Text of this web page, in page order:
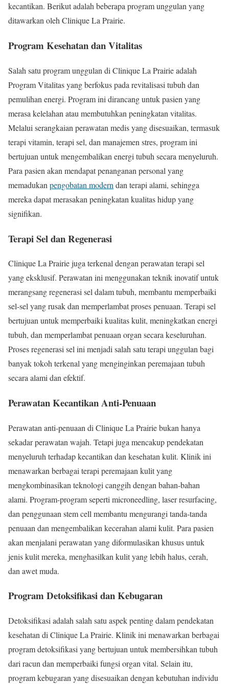
kecantikan. Berikut adalah beberapa program unggulan yang
ditawarkan oleh Clinique La Prairie.
Program Kesehatan dan Vitalitas
Salah satu program unggulan di Clinique La Prairie adalah
Program Vitalitas yang berfokus pada revitalisasi tubuh dan
pemulihan energi. Program ini dirancang untuk pasien yang
merasa kelelahan atau membutuhkan peningkatan vitalitas.
Melalui serangkaian perawatan medis yang disesuaikan, termasuk
terapi vitamin, terapi sel, dan manajemen stres, program ini
bertujuan untuk mengembalikan energi tubuh secara menyeluruh.
Para pasien akan mendapat penanganan personal yang
memadukan pengobatan modern dan terapi alami, sehingga
mereka dapat merasakan peningkatan kualitas hidup yang
signifikan.
Terapi Sel dan Regenerasi
Clinique La Prairie juga terkenal dengan perawatan terapi sel
yang eksklusif. Perawatan ini menggunakan teknik inovatif untuk
merangsang regenerasi sel dalam tubuh, membantu memperbaiki
sel-sel yang rusak dan memperlambat proses penuaan. Terapi sel
bertujuan untuk memperbaiki kualitas kulit, meningkatkan energi
tubuh, dan memperlambat penuaan organ secara keseluruhan.
Proses regenerasi sel ini menjadi salah satu terapi unggulan bagi
banyak tokoh terkenal yang menginginkan peremajaan tubuh
secara alami dan efektif.
Perawatan Kecantikan Anti-Penuaan
Perawatan anti-penuaan di Clinique La Prairie bukan hanya
sekadar perawatan wajah. Tetapi juga mencakup pendekatan
menyeluruh terhadap kecantikan dan kesehatan kulit. Klinik ini
menawarkan berbagai terapi peremajaan kulit yang
mengkombinasikan teknologi canggih dengan bahan-bahan
alami. Program-program seperti microneedling, laser resurfacing,
dan penggunaan stem cell membantu mengurangi tanda-tanda
penuaan dan mengembalikan kecerahan alami kulit. Para pasien
akan menjalani perawatan yang diformulasikan khusus untuk
jenis kulit mereka, menghasilkan kulit yang lebih halus, cerah,
dan awet muda.
Program Detoksifikasi dan Kebugaran
Detoksifikasi adalah salah satu aspek penting dalam pendekatan
kesehatan di Clinique La Prairie. Klinik ini menawarkan berbagai
program detoksifikasi yang bertujuan untuk membersihkan tubuh
dari racun dan memperbaiki fungsi organ vital. Selain itu,
program kebugaran yang disesuaikan dengan kebutuhan individu